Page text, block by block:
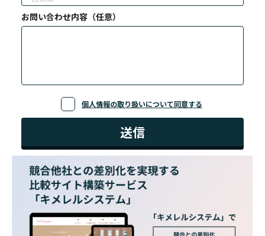
お問い合わせ内容（任意）
個人情報の取り扱いについて同意する